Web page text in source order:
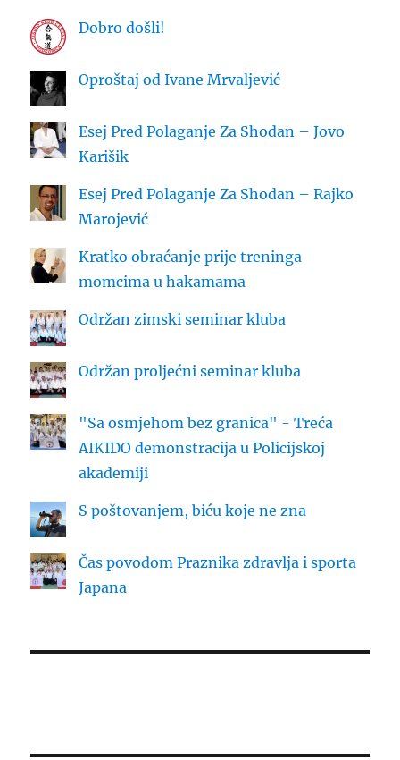
Dobro došli!
Oproštaj od Ivane Mrvaljević
Esej Pred Polaganje Za Shodan – Jovo
Karišik
Esej Pred Polaganje Za Shodan – Rajko
Marojević
Kratko obraćanje prije treninga
momcima u hakamama
Održan zimski seminar kluba
Održan proljećni seminar kluba
"Sa osmjehom bez granica" - Treća
AIKIDO demonstracija u Policijskoj
akademiji
S poštovanjem, biću koje ne zna
Čas povodom Praznika zdravlja i sporta
Japana